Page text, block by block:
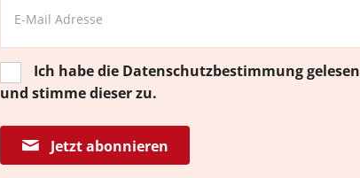
Ich habe die Datenschutzbestimmunggelesen
und stimme dieser zu.
Jetzt abonnieren